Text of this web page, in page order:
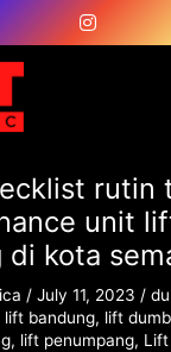
rutin
unit
di kota
/ July 11, 2023 /
lift bandung, lift
, lift penumpang, Lift